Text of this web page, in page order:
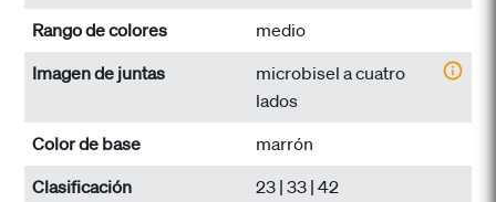
Rango de colores
medio
Imagen de juntas
microbisel a cuatro
lados
Color de base
marrón
Clasificación
23 | 33 | 42